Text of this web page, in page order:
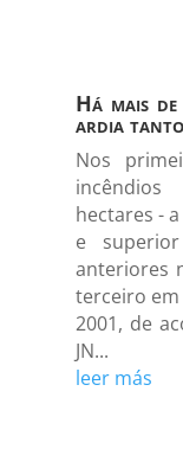
Há mais
ardia tanto
Nos
hectares -
e
anteriores
terceiro
2001, de
JN...
leer más